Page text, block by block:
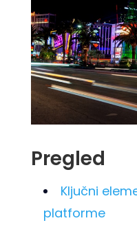
Pregled
Ključni
platforme